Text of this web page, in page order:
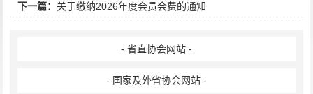
下一篇： 关于缴纳2026年度会员会费的通知
- 省直协会网站 -
- 国家及外省协会网站 -